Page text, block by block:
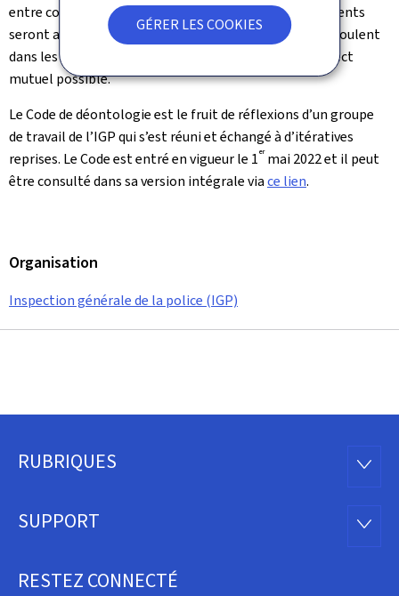
GÉRER LES COOKIES
entre collègues affectés dans des départements différents
seront amenées à s’accroître, il importe qu’elles se déroulent
dans les meilleures conditions de cordialité et de respect
mutuel possible.
Le Code de déontologie est le fruit de réflexions d’un groupe
de travail de l’IGP qui s’est réuni et échangé à d’itératives
reprises. Le Code est entré en vigueur le 1er mai 2022 et il peut
être consulté dans sa version intégrale viace lien.
Organisation
Inspection générale de la police (IGP)
Pied
page
RUBRIQUES
SUPPORT
RESTEZ CONNECTÉ